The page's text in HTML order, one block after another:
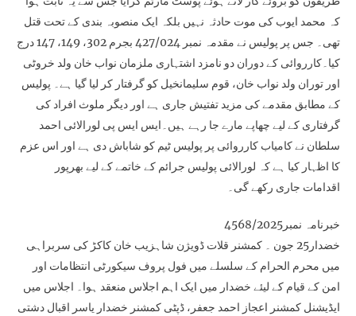
کہ محمد ایوب کی موت حادثہ نہیں بلکہ ایک منصوبہ بندی کے تحت قتل
تھی۔ جس پر پولیس نے مقدمہ نمبر 427/024 بجرم 302، 149، 147 درج
کیا۔کارروائی کے دوران دو نامزد اشتہاری ملزمان نواب خان ولد خروٹی
اور توران ولد نواب خان، قوم سلیمانخیل کو گرفتار کر لیا گیا ہے۔ پولیس
کے مطابق مقدمے کی مزید تفتیش جاری ہے اور دیگر ملوث افراد کی
گرفتاری کے لیے چھاپے مارے جا رہے ہیں۔ایس ایس پی لورالائی احمد
سلطان نے کامیاب کارروائی پر پولیس ٹیم کو شاباش دی ہے اور اس عزم
کا اظہار کیا ہے کہ لورالائی پولیس جرائم کے خاتمے کے لیے بھرپور
اقدامات جاری رکھے گی۔
خبرنامہ نمبر4568/2025
خضدار25 جون ۔ کمشنر قلات ڈویژن شاہزیب خان کاکڑ کی سربراہی
میں محرم الحرام کے سلسلے میں فول پروف سیکورٹی انتظامات اور
امن کے قیام کے لیئے خضدار میں ایک اہم اجلاس منعقد ہوا۔ اجلاس میں
ایڈیشنل کمشنر اعجاز احمد جعفر، ڈپٹی کمشنر خضدار یاسر اقبال دشتی